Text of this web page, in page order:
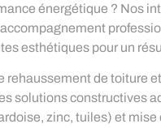
énergétique ? Nos
esthétiques pour un
de toiture
solutions constructives
zinc, tuiles) et